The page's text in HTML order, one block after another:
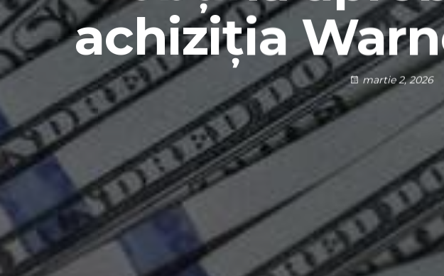
achiziția
martie 2, 2026